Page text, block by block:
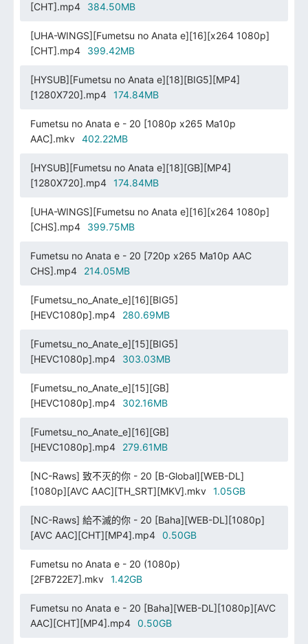
[CHT].mp4 384.50MB
[UHA-WINGS][Fumetsu no Anata e][16][x264 1080p]
[CHT].mp4
399.42MB
[HYSUB][Fumetsu no Anata e][18][BIG5][MP4]
[1280X720].mp4
174.84MB
Fumetsu no Anata e - 20 [1080p x265 Ma10p
AAC].mkv
402.22MB
[HYSUB][Fumetsu no Anata e][18][GB][MP4]
[1280X720].mp4
174.84MB
[UHA-WINGS][Fumetsu no Anata e][16][x264 1080p]
[CHS].mp4
399.75MB
Fumetsu no Anata e - 20 [720p x265 Ma10p AAC
CHS].mp4
214.05MB
[Fumetsu_no_Anate_e][16][BIG5]
[HEVC1080p].mp4
280.69MB
[Fumetsu_no_Anate_e][15][BIG5]
[HEVC1080p].mp4
303.03MB
[Fumetsu_no_Anate_e][15][GB]
[HEVC1080p].mp4
302.16MB
[Fumetsu_no_Anate_e][16][GB]
[HEVC1080p].mp4
279.61MB
[NC-Raws] 致不灭的你 - 20 [B-Global][WEB-DL]
[1080p][AVC AAC][TH_SRT][MKV].mkv
1.05GB
[NC-Raws] 給不滅的你 - 20 [Baha][WEB-DL][1080p]
[AVC AAC][CHT][MP4].mp4
0.50GB
Fumetsu no Anata e - 20 (1080p)
[2FB722E7].mkv
1.42GB
Fumetsu no Anata e - 20 [Baha][WEB-DL][1080p][AVC
AAC][CHT][MP4].mp4
0.50GB